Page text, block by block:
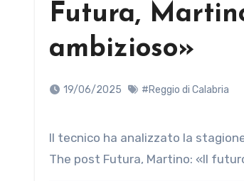
Futura,
ambizioso»
19/06/2025 #Reggio di Calabria
Il tecnico ha analizzato la
The post Futura, Martino: «Il